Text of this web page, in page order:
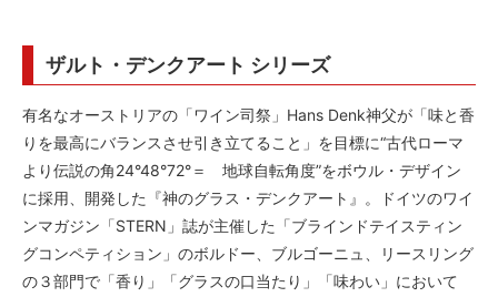
ザルト・デンクアート シリーズ
有名なオーストリアの「ワイン司祭」Hans Denk神父が「味と香
りを最高にバランスさせ引き立てること」を目標に“古代ローマ
より伝説の角24°48°72°＝ 地球自転角度”をボウル・デザイン
に採用、開発した『神のグラス・デンクアート』。ドイツのワイ
ンマガジン「STERN」誌が主催した「ブラインドテイスティン
グコンペティション」のボルドー、ブルゴーニュ、リースリング
の３部門で「香り」「グラスの口当たり」「味わい」において